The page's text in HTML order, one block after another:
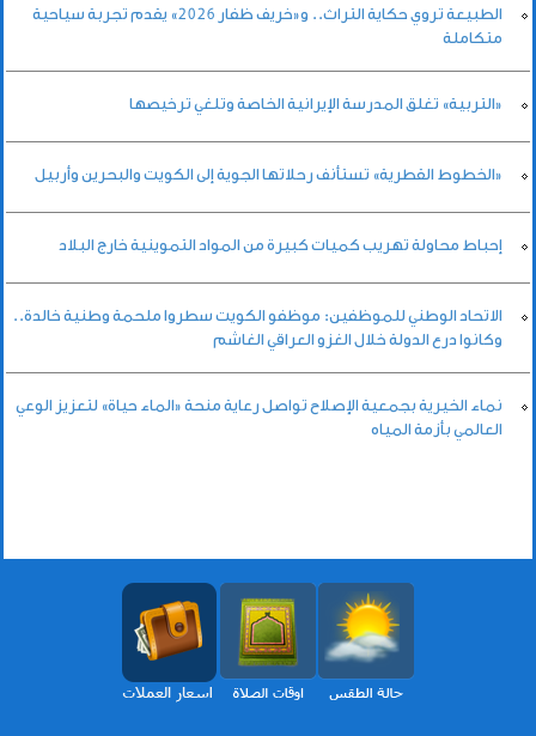
الطبيعة تروي حكاية التراث.. و«خريف ظفار 2026» يقدم تجربة سياحية
متكاملة
«التربية» تغلق المدرسة الإيرانية الخاصة وتلغي ترخيصها
«الخطوط القطرية» تستأنف رحلاتها الجوية إلى الكويت والبحرين وأربيل
إحباط محاولة تهريب كميات كبيرة من المواد التموينية خارج البلاد
الاتحاد الوطني للموظفين: موظفو الكويت سطروا ملحمة وطنية خالدة..
وكانوا درع الدولة خلال الغزو العراقي الغاشم
نماء الخيرية بجمعية الإصلاح تواصل رعاية منحة «الماء حياة» لتعزيز الوعي
العالمي بأزمة المياه